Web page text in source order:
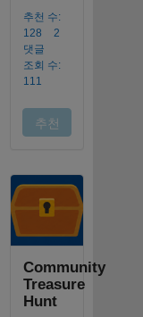
Community
Treasure
Hunt